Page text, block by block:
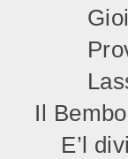
Gioir
Prova
Lasso
Il
E’l